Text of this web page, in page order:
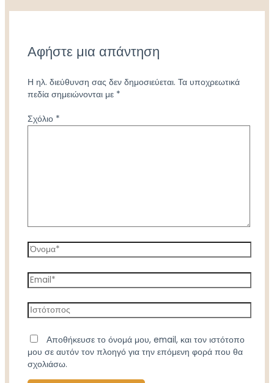
Αφήστε μια απάντηση
Η ηλ. διεύθυνση σας δεν δημοσιεύεται. Τα υποχρεωτικά
πεδία σημειώνονται με *
Σχόλιο *
Όνομα*
Email*
Ιστότοπος
Αποθήκευσε το όνομά μου, email, και τον ιστότοπο
μου σε αυτόν τον πλοηγό για την επόμενη φορά που θα
σχολιάσω.